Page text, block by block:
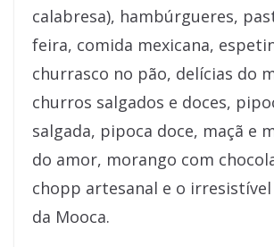
calabresa), hambúrgueres,
feira, comida mexicana,
churrasco no pão, delícias do
churros salgados e doces,
salgada, pipoca doce, maçã e
do amor, morango com
chopp artesanal e o
da Mooca.